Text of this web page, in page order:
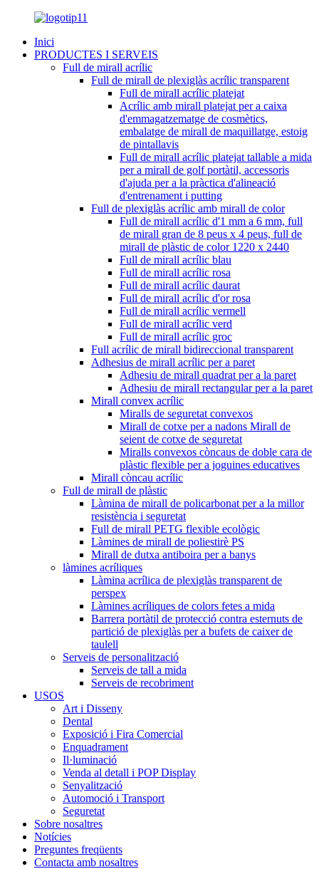
Inici
PRODUCTES I SERVEIS
Full de mirall acrílic
Full de mirall de plexiglàs acrílic transparent
Full de mirall acrílic platejat
Acrílic amb mirall platejat per a caixa
d'emmagatzematge de cosmètics,
embalatge de mirall de maquillatge, estoig
de pintallavis
Full de mirall acrílic platejat tallable a mida
per a mirall de golf portàtil, accessoris
d'ajuda per a la pràctica d'alineació
d'entrenament i putting
Full de plexiglàs acrílic amb mirall de color
Full de mirall acrílic d'1 mm a 6 mm, full
de mirall gran de 8 peus x 4 peus, full de
mirall de plàstic de color 1220 x 2440
Full de mirall acrílic blau
Full de mirall acrílic rosa
Full de mirall acrílic daurat
Full de mirall acrílic d'or rosa
Full de mirall acrílic vermell
Full de mirall acrílic verd
Full de mirall acrílic groc
Full acrílic de mirall bidireccional transparent
Adhesius de mirall acrílic per a paret
Adhesiu de mirall quadrat per a la paret
Adhesiu de mirall rectangular per a la paret
Mirall convex acrílic
Miralls de seguretat convexos
Mirall de cotxe per a nadons Mirall de
seient de cotxe de seguretat
Miralls convexos còncaus de doble cara de
plàstic flexible per a joguines educatives
Mirall còncau acrílic
Full de mirall de plàstic
Làmina de mirall de policarbonat per a la millor
resistència i seguretat
Full de mirall PETG flexible ecològic
Làmines de mirall de poliestirè PS
Mirall de dutxa antiboira per a banys
làmines acríliques
Làmina acrílica de plexiglàs transparent de
perspex
Làmines acríliques de colors fetes a mida
Barrera portàtil de protecció contra esternuts de
partició de plexiglàs per a bufets de caixer de
taulell
Serveis de personalització
Serveis de tall a mida
Serveis de recobriment
USOS
Art i Disseny
Dental
Exposició i Fira Comercial
Enquadrament
Il·luminació
Venda al detall i POP Display
Senyalització
Automoció i Transport
Seguretat
Sobre nosaltres
Notícies
Preguntes freqüents
Contacta amb nosaltres